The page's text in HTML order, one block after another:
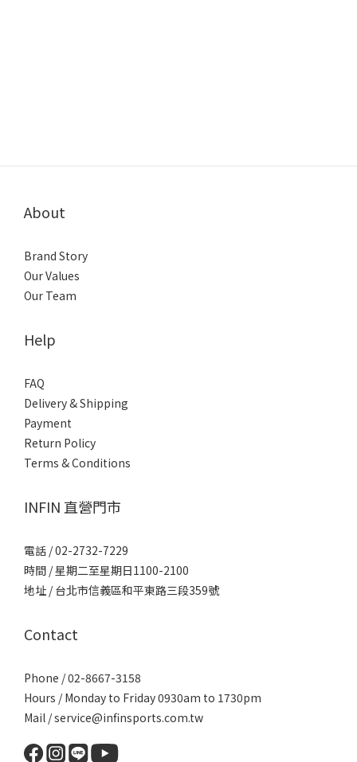
About
Brand Story
Our Values
Our Team
Help
FAQ
Delivery & Shipping
Payment
Return Policy
Terms & Conditions
INFIN 直營門市
電話 / 02-2732-7229
時間 / 星期二至星期日1100-2100
地址 / 台北市信義區和平東路三段359號
Contact
Phone / 02-8667-3158
Hours / Monday to Friday 0930am to 1730pm
Mail / service@infinsports.com.tw